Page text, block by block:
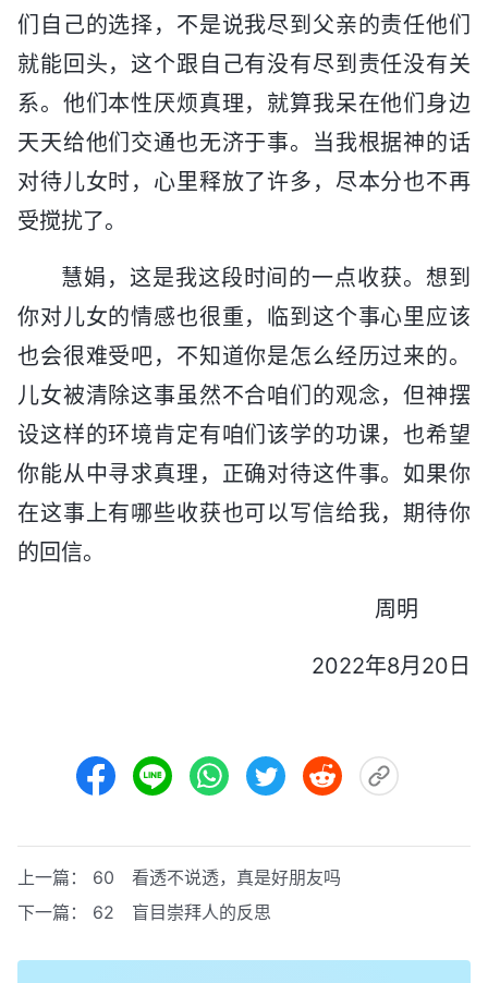
们自己的选择，不是说我尽到父亲的责任他们
就能回头，这个跟自己有没有尽到责任没有关
系。他们本性厌烦真理，就算我呆在他们身边
天天给他们交通也无济于事。当我根据神的话
对待儿女时，心里释放了许多，尽本分也不再
受搅扰了。
慧娟，这是我这段时间的一点收获。想到
你对儿女的情感也很重，临到这个事心里应该
也会很难受吧，不知道你是怎么经历过来的。
儿女被清除这事虽然不合咱们的观念，但神摆
设这样的环境肯定有咱们该学的功课，也希望
你能从中寻求真理，正确对待这件事。如果你
在这事上有哪些收获也可以写信给我，期待你
的回信。
周明
2022年8月20日
上一篇： 60 看透不说透，真是好朋友吗
下一篇： 62 盲目崇拜人的反思